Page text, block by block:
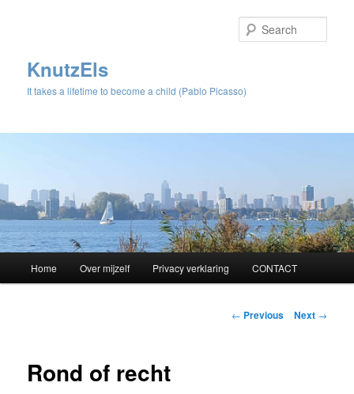
KnutzEls
It takes a lifetime to become a child (Pablo Picasso)
Skip
content
Home Over mijzelf Privacy verklaring CONTACT
Post
← Previous Next →
Rond of recht